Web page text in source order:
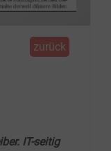
zurück
IT-seitig